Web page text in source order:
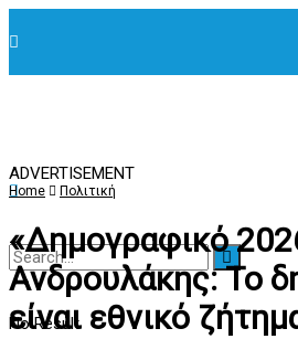
No Result
ADVERTISEMENT
Home Πολιτική
«Δημογραφικό
Ανδρουλάκης: Το
είναι εθνικό